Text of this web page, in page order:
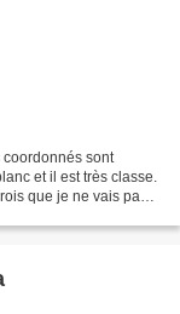
coordonnés sont
et il est très classe.
que je ne vais pas